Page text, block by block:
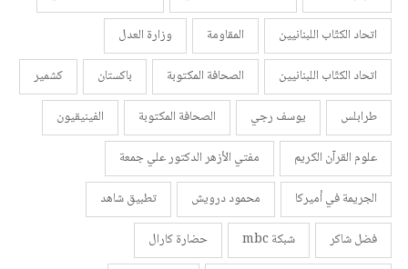
اتحاد الكتّاب اللبنانيين
المقاومة
وزارة العدل
اتحاد الكتّاب اللبنانيين
الصحافة المكتوبة باكستان
كشمير
طرابلس
يوسف رجي الصحافة المكتوبة
الفينيقيون
علوم القرآن الكريم
مفتي الأزهر الدكتور علي جمعة
الجريمة في أميركا
محمود درويش
تطبيق شاهد
فضل شاكر
شبكة mbc
حضارة كارال